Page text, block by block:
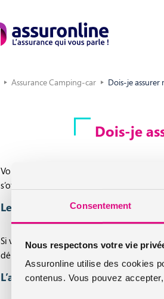
Consentement
Nous respectons votre vie
Assuronline utilise des cookies
contenus. Vous pouvez
Assurance Camping-car Dois-je
Dois-je
Vous souhaitez assurer un
s’offrent à vous.
Le camping-car de location peut
Si vous êtes chanceux, l’assurance du
démarche à effectuer. Vous êtes protégé
L’assurance temporaire pour le